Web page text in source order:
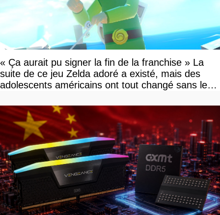
« Ça aurait pu signer la fin de la franchise » La
suite de ce jeu Zelda adoré a existé, mais des
adolescents américains ont tout changé sans le